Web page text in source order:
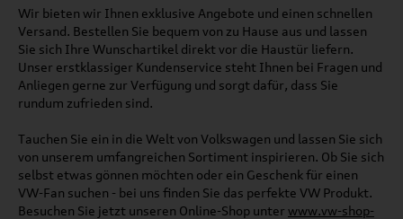
Wir bieten wir Ihnen exklusive Angebote und einen schnellen
Versand. Bestellen Sie bequem von zu Hause aus und lassen
Sie sich Ihre Wunschartikel direkt vor die Haustür liefern.
Unser erstklassiger Kundenservice steht Ihnen bei Fragen und
Anliegen gerne zur Verfügung und sorgt dafür, dass Sie
rundum zufrieden sind.
Tauchen Sie ein in die Welt von Volkswagen und lassen Sie sich
von unserem umfangreichen Sortiment inspirieren. Ob Sie sich
selbst etwas gönnen möchten oder ein Geschenk für einen
VW-Fan suchen - bei uns finden Sie das perfekte VW Produkt.
Besuchen Sie jetzt unseren Online-Shop unter www.vw-shop-